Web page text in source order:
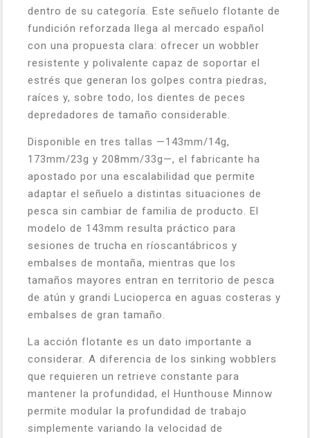
dentro de su categoría. Este señuelo flotante de
fundición reforzada llega al mercado español
con una propuesta clara: ofrecer un wobbler
resistente y polivalente capaz de soportar el
estrés que generan los golpes contra piedras,
raíces y, sobre todo, los dientes de peces
depredadores de tamaño considerable.
Disponible en tres tallas —143mm/14g,
173mm/23g y 208mm/33g—, el fabricante ha
apostado por una escalabilidad que permite
adaptar el señuelo a distintas situaciones de
pesca sin cambiar de familia de producto. El
modelo de 143mm resulta práctico para
sesiones de trucha en ríoscantábricos y
embalses de montaña, mientras que los
tamaños mayores entran en territorio de pesca
de atún y grandi Lucioperca en aguas costeras y
embalses de gran tamaño.
La acción flotante es un dato importante a
considerar. A diferencia de los sinking wobblers
que requieren un retrieve constante para
mantener la profundidad, el Hunthouse Minnow
permite modular la profundidad de trabajo
simplemente variando la velocidad de